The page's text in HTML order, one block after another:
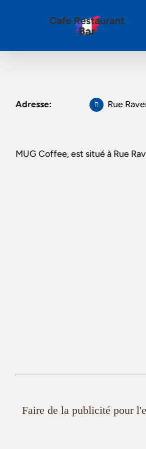
Adresse: Rue
MUG Coffee, est situé à Rue
Faire de la publicité pour